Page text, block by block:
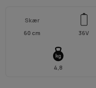
Skær
60 cm
36V
4,8